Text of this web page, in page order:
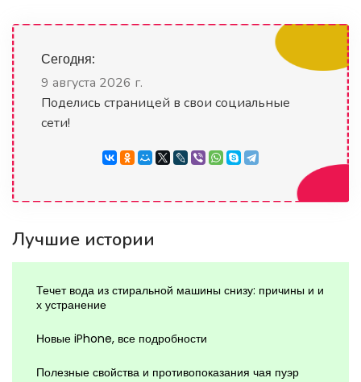
Сегодня:
9 августа 2026 г.
Поделись страницей в свои социальные
сети!
Лучшие истории
Течет вода из стиральной машины снизу: причины и и
х устранение
Новые iPhone, все подробности
Полезные свойства и противопоказания чая пуэр